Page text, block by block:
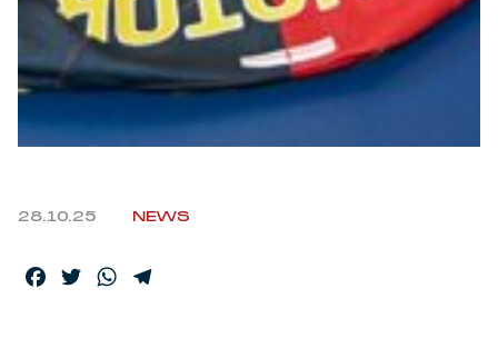
Accessori
Caffè Boasi x Genoa
Helan x Genoa
28.10.25 NEWS
Facebook
TwitterWhatsApp